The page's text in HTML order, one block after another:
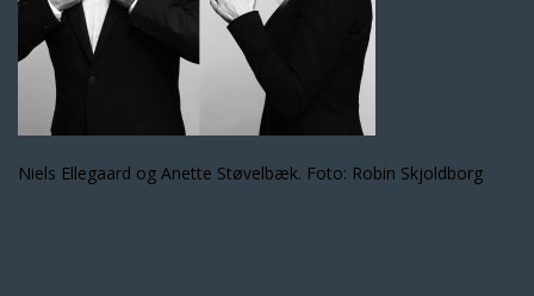
Niels Ellegaard og Anette Støvelbæk. Foto: Robin Skjoldborg